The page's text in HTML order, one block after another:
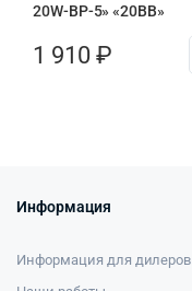
20W-BP-5» «20BB»
1 910 ₽
Информация
Информация для дилеров